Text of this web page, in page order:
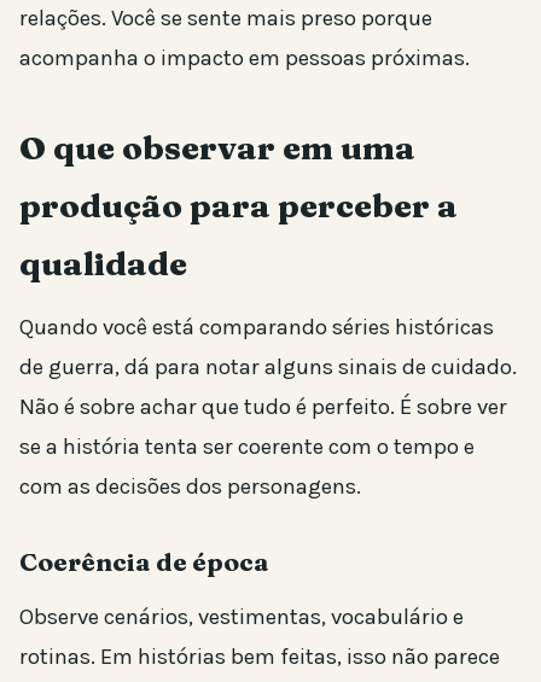
relações. Você se sente mais preso porque
acompanha o impacto em pessoas próximas.
O que observar em uma
produção para perceber a
qualidade
Quando você está comparando séries históricas
de guerra, dá para notar alguns sinais de cuidado.
Não é sobre achar que tudo é perfeito. É sobre ver
se a história tenta ser coerente com o tempo e
com as decisões dos personagens.
Coerência de época
Observe cenários, vestimentas, vocabulário e
rotinas. Em histórias bem feitas, isso não parece